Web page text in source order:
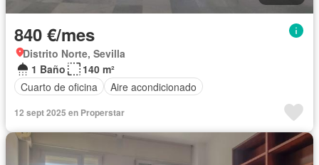
840 €/mes
Distrito Norte, Sevilla
1 Baño
140 m²
Cuarto de oficina
Aire acondicionado
12 sept 2025 en Properstar